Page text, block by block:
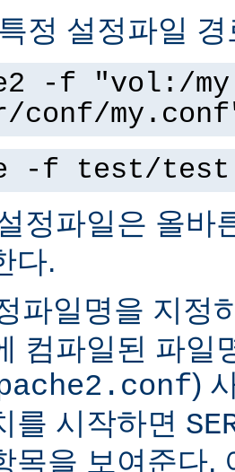
정 설정파일
-f "vol:/my
conf/
-f test/
정파일은 올바
다.
파일명을 지정
컴파일된 파일
)
를 시작하면
목을 보여준다.